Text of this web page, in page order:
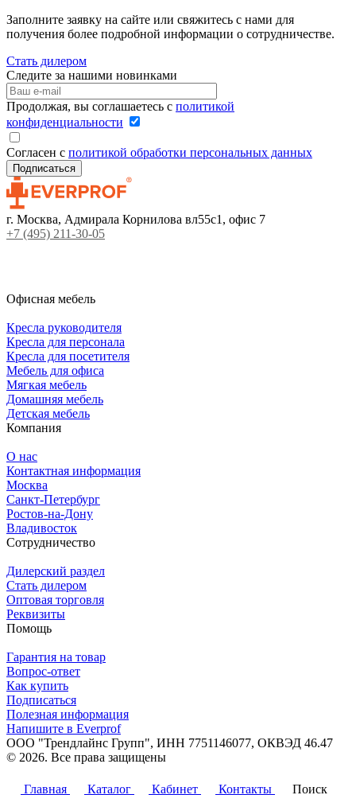
Заполните заявку на сайте или свяжитесь с нами для
получения более подробной информации о сотрудничестве.
Стать дилером
Следите за нашими новинками
Продолжая, вы соглашаетесь с политикой
конфиденциальности
Согласен с политикой обработки персональных данных
г. Москва, Адмирала Корнилова вл55с1, офис 7
+7 (495) 211-30-05
Офисная мебель
Кресла руководителя
Кресла для персонала
Кресла для посетителя
Мебель для офиса
Мягкая мебель
Домашняя мебель
Детская мебель
Компания
О нас
Контактная информация
Москва
Санкт-Петербург
Ростов-на-Дону
Владивосток
Сотрудничество
Дилерский раздел
Стать дилером
Оптовая торговля
Реквизиты
Помощь
Гарантия на товар
Вопрос-ответ
Как купить
Подписаться
Полезная информация
Напишите в Everprof
ООО "Трендлайнс Групп", ИНН 7751146077, ОКВЭД 46.47
© 2026. Все права защищены
Главная
Каталог Кабинет Контакты Поиск